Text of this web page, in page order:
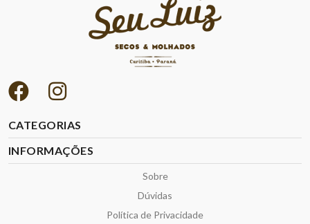
CATEGORIAS
INFORMAÇÕES
Sobre
Dúvidas
Política de Privacidade